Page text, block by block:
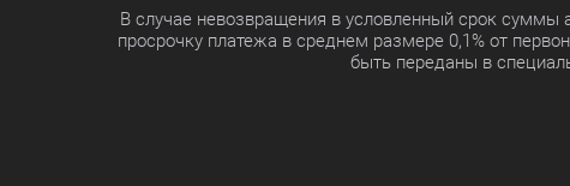
В случае невозвращения в условленный срок суммы
просрочку платежа в среднем размере 0,1% от
быть переданы в